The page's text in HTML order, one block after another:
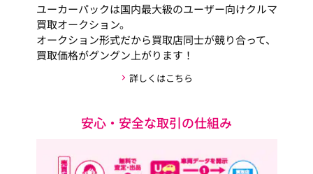
ユーカーパックは国内最大級のユーザー向けクルマ
買取オークション。
オークション形式だから買取店同士が競り合って、
買取価格がグングン上がります！
詳しくはこちら
安心・安全な取引の仕組み